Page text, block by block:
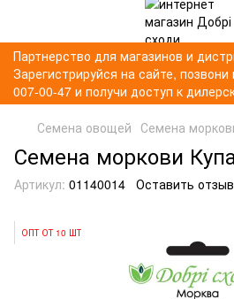
Партнерство для магазинов и
Зарегистрируйся на сайте,
007-00-47 и получи доступ к
Семена овощей Семена
Семена моркови
Артикул: 01140014 Оставить отзыв
ОПТ ОТ 10 ШТ